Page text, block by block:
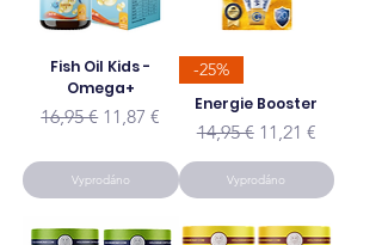
Fish Oil Kids -
Omega+
Běžná cena
16,95 € Zvýhodněná cena
11,87 €
Vyprodáno
-25%
Energie Booster
Běžná cena
14,95 € Zvýhodněná
11,21 €
Vyprodáno